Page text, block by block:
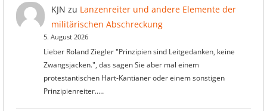
KJN zu Lanzenreiter und andere Elemente der
militärischen Abschreckung
5. August 2026
Lieber Roland Ziegler "Prinzipien sind Leitgedanken, keine
Zwangsjacken.", das sagen Sie aber mal einem
protestantischen Hart-Kantianer oder einem sonstigen
Prinzipienreiter..…